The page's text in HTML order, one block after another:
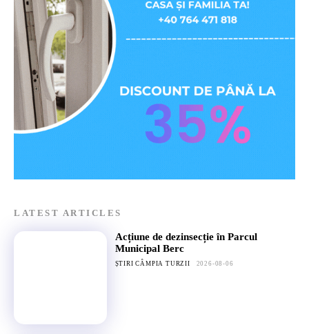
LATEST ARTICLES
Acțiune de dezinsecție în Parcul
Municipal Berc
ȘTIRI CÂMPIA TURZII 2026-08-06